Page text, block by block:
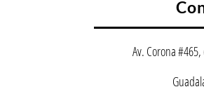
Av. Corona